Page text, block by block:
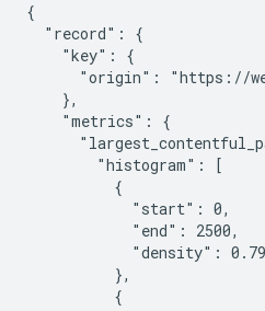
{
  "record": {
    "key": {
"origin": "https://
    },
    "metrics": {
        "histogram": [
          {
            "start": 0,
            "end": 2500,
"density":
          },
          {